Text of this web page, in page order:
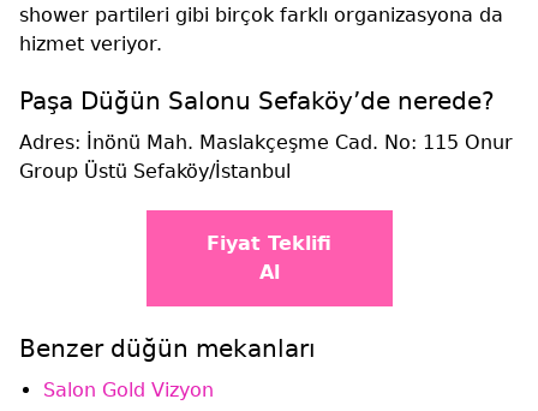
shower partileri gibi birçok farklı organizasyona da
hizmet veriyor.
Paşa Düğün Salonu Sefaköy’de nerede?
Adres: İnönü Mah. Maslakçeşme Cad. No: 115 Onur
Group Üstü Sefaköy/İstanbul
Fiyat Teklifi
Al
Benzer düğün mekanları
Salon Gold Vizyon